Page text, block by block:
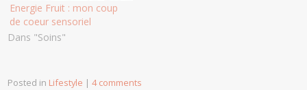
Energie Fruit : mon coup
de coeur sensoriel
Dans "Soins"
Posted in Lifestyle |4 comments